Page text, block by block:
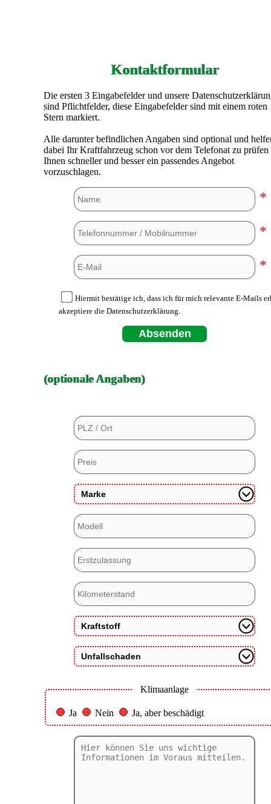
Kontaktformular
Die ersten 3 Eingabefelder und unsere
sind Pflichtfelder, diese Eingabefelder sind mit einem roten
Stern markiert.
Alle darunter befindlichen Angaben sind optional und
dabei Ihr Kraftfahrzeug schon vor dem Telefonat zu prüfen
Ihnen schneller und besser ein passendes Angebot
vorzuschlagen.
*
*
*
Hiermit bestätige ich, dass ich für mich relevante E-Mails
akzeptiere die Datenschutzerklärung.
Absenden
(optionale Angaben)
Klimaanlage
Ja Nein Ja, aber beschädigt